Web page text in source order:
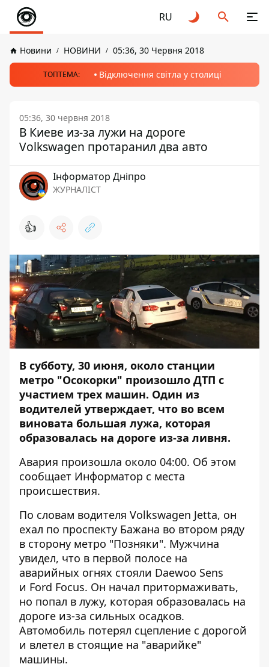
RU
Новини НОВИНИ 05:36, 30 Червня 2018
ТОПТЕМА: Відключення світла у столиці
05:36, 30 червня 2018
В Киеве из-за лужи на дороге
Volkswagen протаранил два авто
Інформатор Дніпро
ЖУРНАЛІСТ
👍
В субботу, 30 июня, около станции
метро "Осокорки" произошло ДТП с
участием трех машин. Один из
водителей утверждает, что во всем
виновата большая лужа, которая
образовалась на дороге из-за ливня.
Авария произошла около 04:00. Об этом
сообщает Информатор с места
происшествия.
По словам водителя Volkswagen Jetta, он
ехал по проспекту Бажана во втором ряду
в сторону метро "Позняки". Мужчина
увидел, что в первой полосе на
аварийных огнях стояли Daewoo Sens
и Ford Focus. Он начал притормаживать,
но попал в лужу, которая образовалась на
дороге из-за сильных осадков.
Автомобиль потерял сцепление с дорогой
и влетел в стоящие на "аварийке"
машины.